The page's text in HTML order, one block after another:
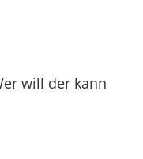
will der kann